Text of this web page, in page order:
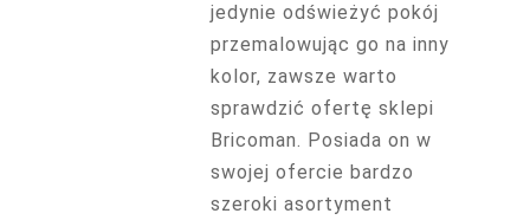
jedynie odświeżyć pokój
przemalowując go na inny
kolor, zawsze warto
sprawdzić ofertę sklepi
Bricoman. Posiada on w
swojej ofercie bardzo
szeroki asortyment